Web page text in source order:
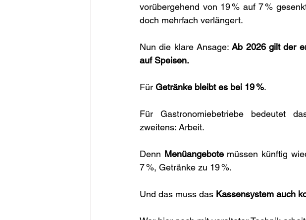
vorübergehend von 19 % auf 7 %
doch mehrfach verlängert.
Nun die klare Ansage: Ab 2026 gilt der
auf Speisen.
Für Getränke bleibt es bei 19 %.
Für Gastronomiebetriebe bedeutet
zweitens: Arbeit.
Denn Menüangebote müssen künftig
7 %, Getränke zu 19 %.
Und das muss das Kassensystem auch